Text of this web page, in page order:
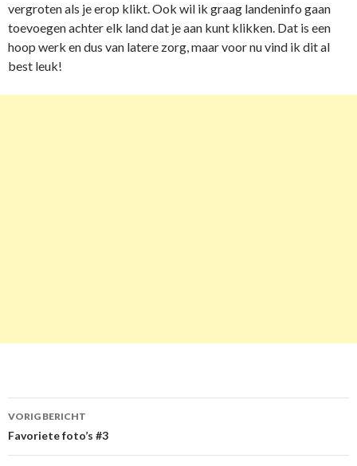
vergroten als je erop klikt. Ook wil ik graag landeninfo gaan
toevoegen achter elk land dat je aan kunt klikken. Dat is een
hoop werk en dus van latere zorg, maar voor nu vind ik dit al
best leuk!
Berichtnavigatie
VORIG BERICHT
Favoriete foto’s #3